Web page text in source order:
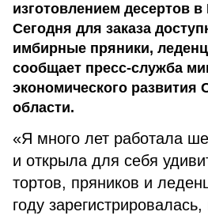
изготовлением десертов в
Сегодня для заказа
имбирные пряники,
сообщает пресс-служба
экономического развития
области.
«Я много лет работала
и открыла для себя
тортов, пряников и
году